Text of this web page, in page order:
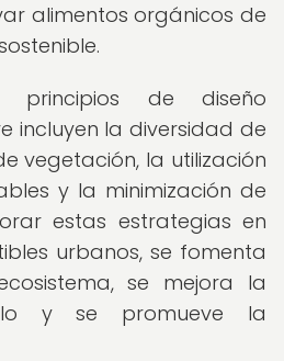
alimentos orgánicos de
de diseño
incluyen la diversidad de
vegetación, la utilización
y la minimización de
estas estrategias en
urbanos, se fomenta
se mejora la
y se promueve la